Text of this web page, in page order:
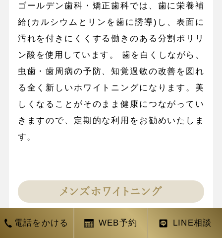
ゴールデン歯科・矯正歯科では、歯に栄養補
給(カルシウムとリンを歯に誘導)し、表面に
汚れを付きにくくする働きのある分割ポリリ
ン酸を使用しています。 歯を白くしながら、
虫歯・歯周病の予防、知覚過敏の改善を図れ
る全く新しいホワイトニングになります。美
しくなることがそのまま健康につながってい
きますので、定期的な利用をお勧めいたしま
す。
メンズホワイトニング
電話をかける WEB予約 LINE相談